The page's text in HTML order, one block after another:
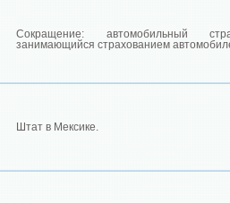
Сокращение: автомобильный
занимающийся страхованием
Штат в Мексике.